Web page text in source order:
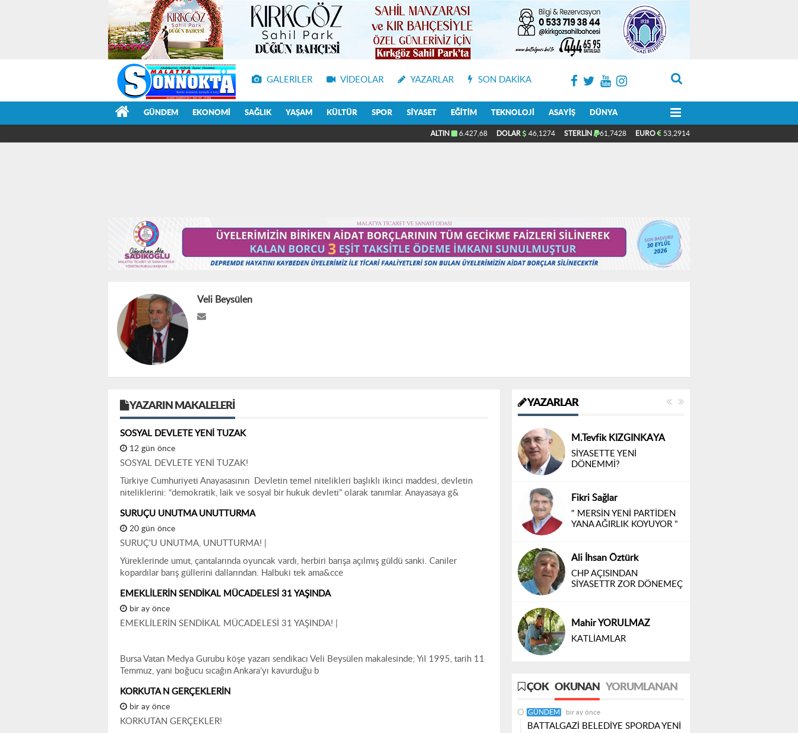
GALERILER VIDEOLAR YAZARLAR SON DAKIKA
GÜNDEM EKONOMI SAĞLIK YAŞAM KÜLTÜR SPOR SIYASET EĞITIM TEKNOLOJI ASAYIŞ DÜNYA
ALTIN 6.427,68 DOLAR 46,1274 STERLİN 61,7428 EURO 53,2914
Veli Beysülen
YAZARIN MAKALELERI
SOSYAL DEVLETE YENİ TUZAK
12 gün önce
SOSYAL DEVLETE YENİ TUZAK!
Türkiye Cumhuriyeti Anayasasının Devletin temel nitelikleri başlıklı ikinci maddesi, devletin
niteliklerini: “demokratik, laik ve sosyal bir hukuk devleti” olarak tanımlar. Anayasaya g&
SURUÇU UNUTMA UNUTTURMA
20 gün önce
SURUÇ'U UNUTMA, UNUTTURMA! |
Yüreklerinde umut, çantalarında oyuncak vardı, herbiri barışa açılmış güldü sanki. Caniler
kopardılar barış güllerini dallarından. Halbuki tek ama&cce
EMEKLİLERİN SENDİKAL MÜCADELESİ 31 YAŞINDA
bir ay önce
EMEKLİLERİN SENDİKAL MÜCADELESİ 31 YAŞINDA! |
Bursa Vatan Medya Gurubu köşe yazarı sendikacı Veli Beysülen makalesinde; Yıl 1995, tarih 11
Temmuz, yani boğucu sıcağın Ankara’yı kavurduğu b
KORKUTA N GERÇEKLERİN
bir ay önce
KORKUTAN GERÇEKLER!
YAZARLAR
M.Tevfik KIZGINKAYA
SİYASETTE YENİ
DÖNEMMİ?
Fikri Sağlar
" MERSİN YENİ PARTİDEN
YANA AĞIRLIK KOYUYOR "
Ali İhsan Öztürk
CHP AÇISINDAN
SİYASETTR ZOR DÖNEMEÇ
Mahir YORULMAZ
KATLİAMLAR
ÇOK OKUNAN YORUMLANAN
GÜNDEM bir ay önce
BATTALGAZİ BELEDİYE SPORDA YENİ